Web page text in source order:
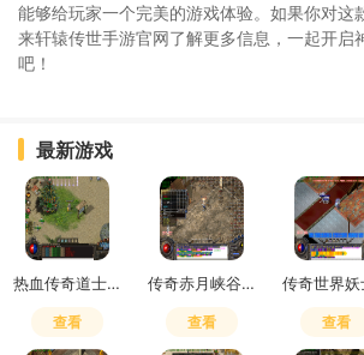
能够给玩家一个完美的游戏体验。如果你对这
来轩辕传世手游官网了解更多信息，一起开启
吧！
最新游戏
热血传奇道士嗜血术吸多少血
查看
传奇赤月峡谷广场药店在哪
查看 查看